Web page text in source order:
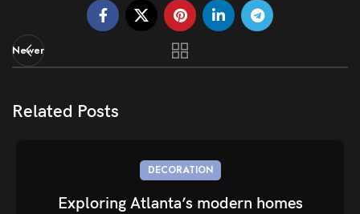
Newer
Related Posts
DECORATION
Exploring Atlanta’s modern homes